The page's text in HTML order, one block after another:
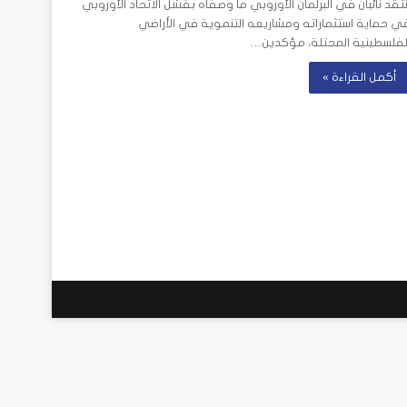
انتقد نائبان في البرلمان الأوروبي ما وصفاه بفشل الاتحاد الأوروبي
حماية استثماراته ومشاريعه التنموية في الأراضي
الفلسطينية المحتلة، مؤكدين…
أكمل القراءة »